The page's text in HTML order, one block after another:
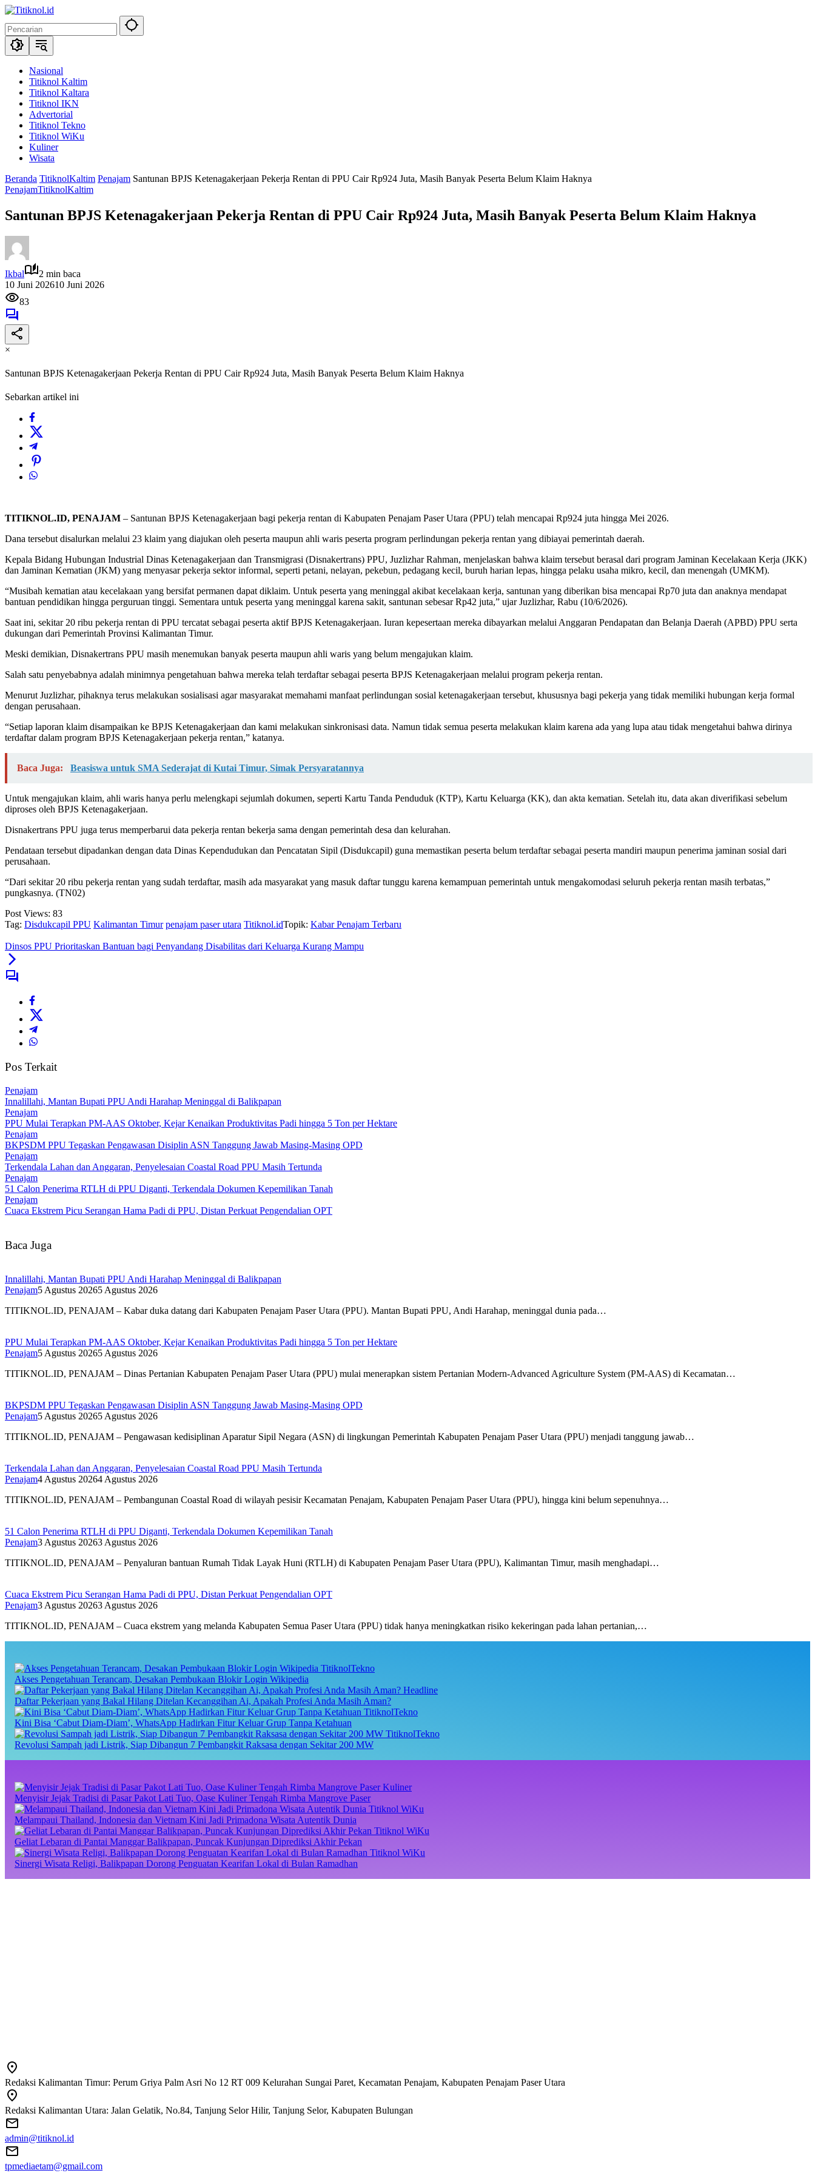
Langsung
konten
Nasional
Titiknol Kaltim
Titiknol Kaltara
Titiknol IKN
Advertorial
Titiknol Tekno
Titiknol WiKu
Kuliner
Wisata
Beranda TitiknolKaltim Penajam Santunan BPJS Ketenagakerjaan Pekerja Rentan di PPU Cair Rp924 Juta, Masih Banyak Peserta Belum Klaim Haknya
PenajamTitiknolKaltim
Santunan BPJS Ketenagakerjaan Pekerja Rentan di PPU Cair Rp924 Juta, Masih Banyak Peserta Belum Klaim Haknya
Ikbal
2 min baca
10 Juni 202610 Juni 2026
83
×
Santunan BPJS Ketenagakerjaan Pekerja Rentan di PPU Cair Rp924 Juta, Masih Banyak Peserta Belum Klaim Haknya
Sebarkan artikel ini
TITIKNOL.ID, PENAJAM – Santunan BPJS Ketenagakerjaan bagi pekerja rentan di Kabupaten Penajam Paser Utara (PPU) telah mencapai Rp924 juta hingga Mei 2026.
Dana tersebut disalurkan melalui 23 klaim yang diajukan oleh peserta maupun ahli waris peserta program perlindungan pekerja rentan yang dibiayai pemerintah daerah.
Kepala Bidang Hubungan Industrial Dinas Ketenagakerjaan dan Transmigrasi (Disnakertrans) PPU, Juzlizhar Rahman, menjelaskan bahwa klaim tersebut berasal dari program Jaminan Kecelakaan Kerja (JKK)
dan Jaminan Kematian (JKM) yang menyasar pekerja sektor informal, seperti petani, nelayan, pekebun, pedagang kecil, buruh harian lepas, hingga pelaku usaha mikro, kecil, dan menengah (UMKM).
“Musibah kematian atau kecelakaan yang bersifat permanen dapat diklaim. Untuk peserta yang meninggal akibat kecelakaan kerja, santunan yang diberikan bisa mencapai Rp70 juta dan anaknya mendapat
bantuan pendidikan hingga perguruan tinggi. Sementara untuk peserta yang meninggal karena sakit, santunan sebesar Rp42 juta,” ujar Juzlizhar, Rabu (10/6/2026).
Saat ini, sekitar 20 ribu pekerja rentan di PPU tercatat sebagai peserta aktif BPJS Ketenagakerjaan. Iuran kepesertaan mereka dibayarkan melalui Anggaran Pendapatan dan Belanja Daerah (APBD) PPU serta
dukungan dari Pemerintah Provinsi Kalimantan Timur.
Meski demikian, Disnakertrans PPU masih menemukan banyak peserta maupun ahli waris yang belum mengajukan klaim.
Salah satu penyebabnya adalah minimnya pengetahuan bahwa mereka telah terdaftar sebagai peserta BPJS Ketenagakerjaan melalui program pekerja rentan.
Menurut Juzlizhar, pihaknya terus melakukan sosialisasi agar masyarakat memahami manfaat perlindungan sosial ketenagakerjaan tersebut, khususnya bagi pekerja yang tidak memiliki hubungan kerja formal
dengan perusahaan.
“Setiap laporan klaim disampaikan ke BPJS Ketenagakerjaan dan kami melakukan sinkronisasi data. Namun tidak semua peserta melakukan klaim karena ada yang lupa atau tidak mengetahui bahwa dirinya
terdaftar dalam program BPJS Ketenagakerjaan pekerja rentan,” katanya.
Baca Juga: Beasiswa untuk SMA Sederajat di Kutai Timur, Simak Persyaratannya
Untuk mengajukan klaim, ahli waris hanya perlu melengkapi sejumlah dokumen, seperti Kartu Tanda Penduduk (KTP), Kartu Keluarga (KK), dan akta kematian. Setelah itu, data akan diverifikasi sebelum
diproses oleh BPJS Ketenagakerjaan.
Disnakertrans PPU juga terus memperbarui data pekerja rentan bekerja sama dengan pemerintah desa dan kelurahan.
Pendataan tersebut dipadankan dengan data Dinas Kependudukan dan Pencatatan Sipil (Disdukcapil) guna memastikan peserta belum terdaftar sebagai peserta mandiri maupun penerima jaminan sosial dari
perusahaan.
“Dari sekitar 20 ribu pekerja rentan yang sudah terdaftar, masih ada masyarakat yang masuk daftar tunggu karena kemampuan pemerintah untuk mengakomodasi seluruh pekerja rentan masih terbatas,”
pungkasnya. (TN02)
Post Views: 83
Tag: Disdukcapil PPU Kalimantan Timur penajam paser utara Titiknol.idTopik: Kabar Penajam Terbaru
Dinsos PPU Prioritaskan Bantuan bagi Penyandang Disabilitas dari Keluarga Kurang Mampu
Pos Terkait
Penajam
Innalillahi, Mantan Bupati PPU Andi Harahap Meninggal di Balikpapan
Penajam
PPU Mulai Terapkan PM-AAS Oktober, Kejar Kenaikan Produktivitas Padi hingga 5 Ton per Hektare
Penajam
BKPSDM PPU Tegaskan Pengawasan Disiplin ASN Tanggung Jawab Masing-Masing OPD
Penajam
Terkendala Lahan dan Anggaran, Penyelesaian Coastal Road PPU Masih Tertunda
Penajam
51 Calon Penerima RTLH di PPU Diganti, Terkendala Dokumen Kepemilikan Tanah
Penajam
Cuaca Ekstrem Picu Serangan Hama Padi di PPU, Distan Perkuat Pengendalian OPT
Baca Juga
Innalillahi, Mantan Bupati PPU Andi Harahap Meninggal di Balikpapan
Penajam5 Agustus 20265 Agustus 2026
TITIKNOL.ID, PENAJAM – Kabar duka datang dari Kabupaten Penajam Paser Utara (PPU). Mantan Bupati PPU, Andi Harahap, meninggal dunia pada…
PPU Mulai Terapkan PM-AAS Oktober, Kejar Kenaikan Produktivitas Padi hingga 5 Ton per Hektare
Penajam5 Agustus 20265 Agustus 2026
TITIKNOL.ID, PENAJAM – Dinas Pertanian Kabupaten Penajam Paser Utara (PPU) mulai menerapkan sistem Pertanian Modern-Advanced Agriculture System (PM-AAS) di Kecamatan…
BKPSDM PPU Tegaskan Pengawasan Disiplin ASN Tanggung Jawab Masing-Masing OPD
Penajam5 Agustus 20265 Agustus 2026
TITIKNOL.ID, PENAJAM – Pengawasan kedisiplinan Aparatur Sipil Negara (ASN) di lingkungan Pemerintah Kabupaten Penajam Paser Utara (PPU) menjadi tanggung jawab…
Terkendala Lahan dan Anggaran, Penyelesaian Coastal Road PPU Masih Tertunda
Penajam4 Agustus 20264 Agustus 2026
TITIKNOL.ID, PENAJAM – Pembangunan Coastal Road di wilayah pesisir Kecamatan Penajam, Kabupaten Penajam Paser Utara (PPU), hingga kini belum sepenuhnya…
51 Calon Penerima RTLH di PPU Diganti, Terkendala Dokumen Kepemilikan Tanah
Penajam3 Agustus 20263 Agustus 2026
TITIKNOL.ID, PENAJAM – Penyaluran bantuan Rumah Tidak Layak Huni (RTLH) di Kabupaten Penajam Paser Utara (PPU), Kalimantan Timur, masih menghadapi…
Cuaca Ekstrem Picu Serangan Hama Padi di PPU, Distan Perkuat Pengendalian OPT
Penajam3 Agustus 20263 Agustus 2026
TITIKNOL.ID, PENAJAM – Cuaca ekstrem yang melanda Kabupaten Semua Paser Utara (PPU) tidak hanya meningkatkan risiko kekeringan pada lahan pertanian,…
TitiknolTekno
Akses Pengetahuan Terancam, Desakan Pembukaan Blokir Login Wikipedia
Headline
Daftar Pekerjaan yang Bakal Hilang Ditelan Kecanggihan Ai, Apakah Profesi Anda Masih Aman?
TitiknolTekno
Kini Bisa ‘Cabut Diam-Diam’, WhatsApp Hadirkan Fitur Keluar Grup Tanpa Ketahuan
TitiknolTekno
Revolusi Sampah jadi Listrik, Siap Dibangun 7 Pembangkit Raksasa dengan Sekitar 200 MW
Kuliner
Menyisir Jejak Tradisi di Pasar Pakot Lati Tuo, Oase Kuliner Tengah Rimba Mangrove Paser
Titiknol WiKu
Melampaui Thailand, Indonesia dan Vietnam Kini Jadi Primadona Wisata Autentik Dunia
Titiknol WiKu
Geliat Lebaran di Pantai Manggar Balikpapan, Puncak Kunjungan Diprediksi Akhir Pekan
Titiknol WiKu
Sinergi Wisata Religi, Balikpapan Dorong Penguatan Kearifan Lokal di Bulan Ramadhan
Redaksi Kalimantan Timur: Perum Griya Palm Asri No 12 RT 009 Kelurahan Sungai Paret, Kecamatan Penajam, Kabupaten Penajam Paser Utara
Redaksi Kalimantan Utara: Jalan Gelatik, No.84, Tanjung Selor Hilir, Tanjung Selor, Kabupaten Bulungan
admin@titiknol.id
tpmediaetam@gmail.com